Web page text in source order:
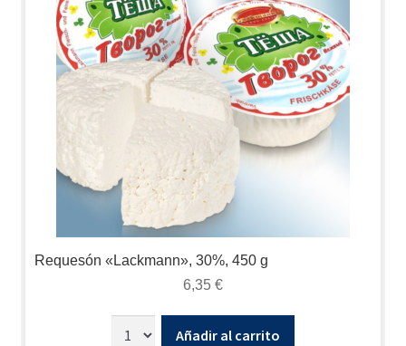
Requesón «Lackmann», 30%, 450 g
6,35 €
Añadir al carrito